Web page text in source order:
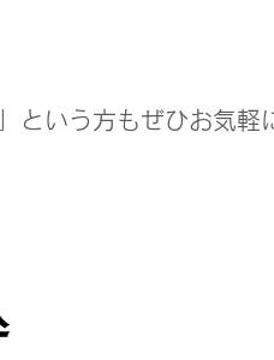
という方もぜひお気軽